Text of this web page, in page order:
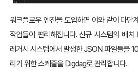
워크플로우 엔진을 도입하면 이와 같이 다단
작업들이 편리해집니다. 신규 시스템의 배
레거시 시스템에서 발생한 JSON 파일들을
리기 위한 스케줄을 Digdag로 관리합니다.